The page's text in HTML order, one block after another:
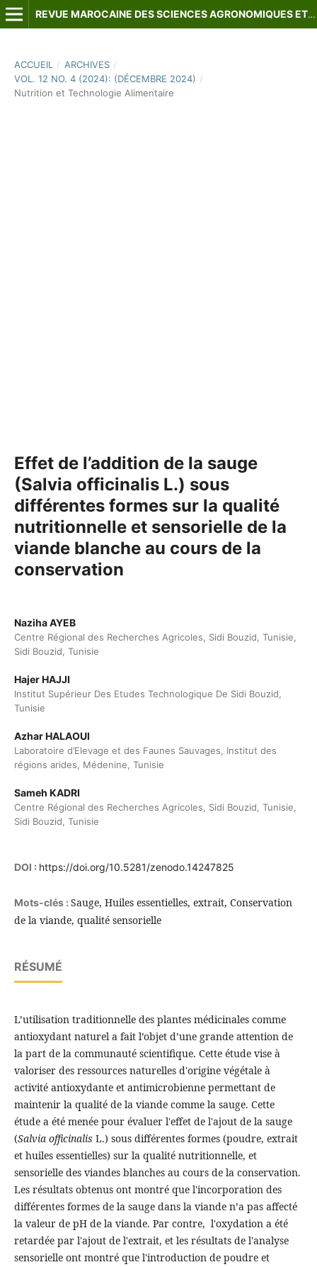
REVUE MAROCAINE DES SCIENCES AGRONOMIQUES ET VÉTÉRINAIRES
ACCUEIL / ARCHIVES /
VOL. 12 NO. 4 (2024): (DÉCEMBRE 2024) /
Nutrition et Technologie Alimentaire
Effet de l’addition de la sauge
(Salvia officinalis L.) sous
différentes formes sur la qualité
nutritionnelle et sensorielle de la
viande blanche au cours de la
conservation
Naziha AYEB
Centre Régional des Recherches Agricoles, Sidi Bouzid, Tunisie,
Sidi Bouzid, Tunisie
Hajer HAJJI
Institut Supérieur Des Etudes Technologique De Sidi Bouzid,
Tunisie
Azhar HALAOUI
Laboratoire d’Elevage et des Faunes Sauvages, Institut des
régions arides, Médenine, Tunisie
Sameh KADRI
Centre Régional des Recherches Agricoles, Sidi Bouzid, Tunisie,
Sidi Bouzid, Tunisie
DOI : https://doi.org/10.5281/zenodo.14247825
Mots-clés : Sauge, Huiles essentielles, extrait, Conservation
de la viande, qualité sensorielle
RÉSUMÉ
L’utilisation traditionnelle des plantes médicinales comme
antioxydant naturel a fait l’objet d’une grande attention de
la part de la communauté scientifique. Cette étude vise à
valoriser des ressources naturelles d'origine végétale à
activité antioxydante et antimicrobienne permettant de
maintenir la qualité de la viande comme la sauge. Cette
étude a été menée pour évaluer l'effet de l'ajout de la sauge
(Salvia officinalis L.) sous différentes formes (poudre, extrait
et huiles essentielles) sur la qualité nutritionnelle, et
sensorielle des viandes blanches au cours de la conservation.
Les résultats obtenus ont montré que l'incorporation des
différentes formes de la sauge dans la viande n’a pas affecté
la valeur de pH de la viande. Par contre, l'oxydation a été
retardée par l'ajout de l'extrait, et les résultats de l'analyse
sensorielle ont montré que l'introduction de poudre et